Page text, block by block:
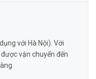
với Hà Nội). Với
vận chuyển đến